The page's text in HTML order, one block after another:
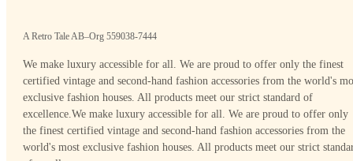
A Retro Tale AB–Org 559038-7444
We make luxury accessible for all. We are proud to offer only the finest
certified vintage and second-hand fashion accessories from the world's
exclusive fashion houses. All products meet our strict standard of
excellence.We make luxury accessible for all. We are proud to offer only
the finest certified vintage and second-hand fashion accessories from the
world's most exclusive fashion houses. All products meet our strict